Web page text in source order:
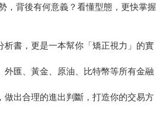
，背後有何意義？看懂型態，更快掌握
書，更是一本幫你「矯正視力」的實
匯、黃金、原油、比特幣等所有金融
出合理的進出判斷，打造你的交易方